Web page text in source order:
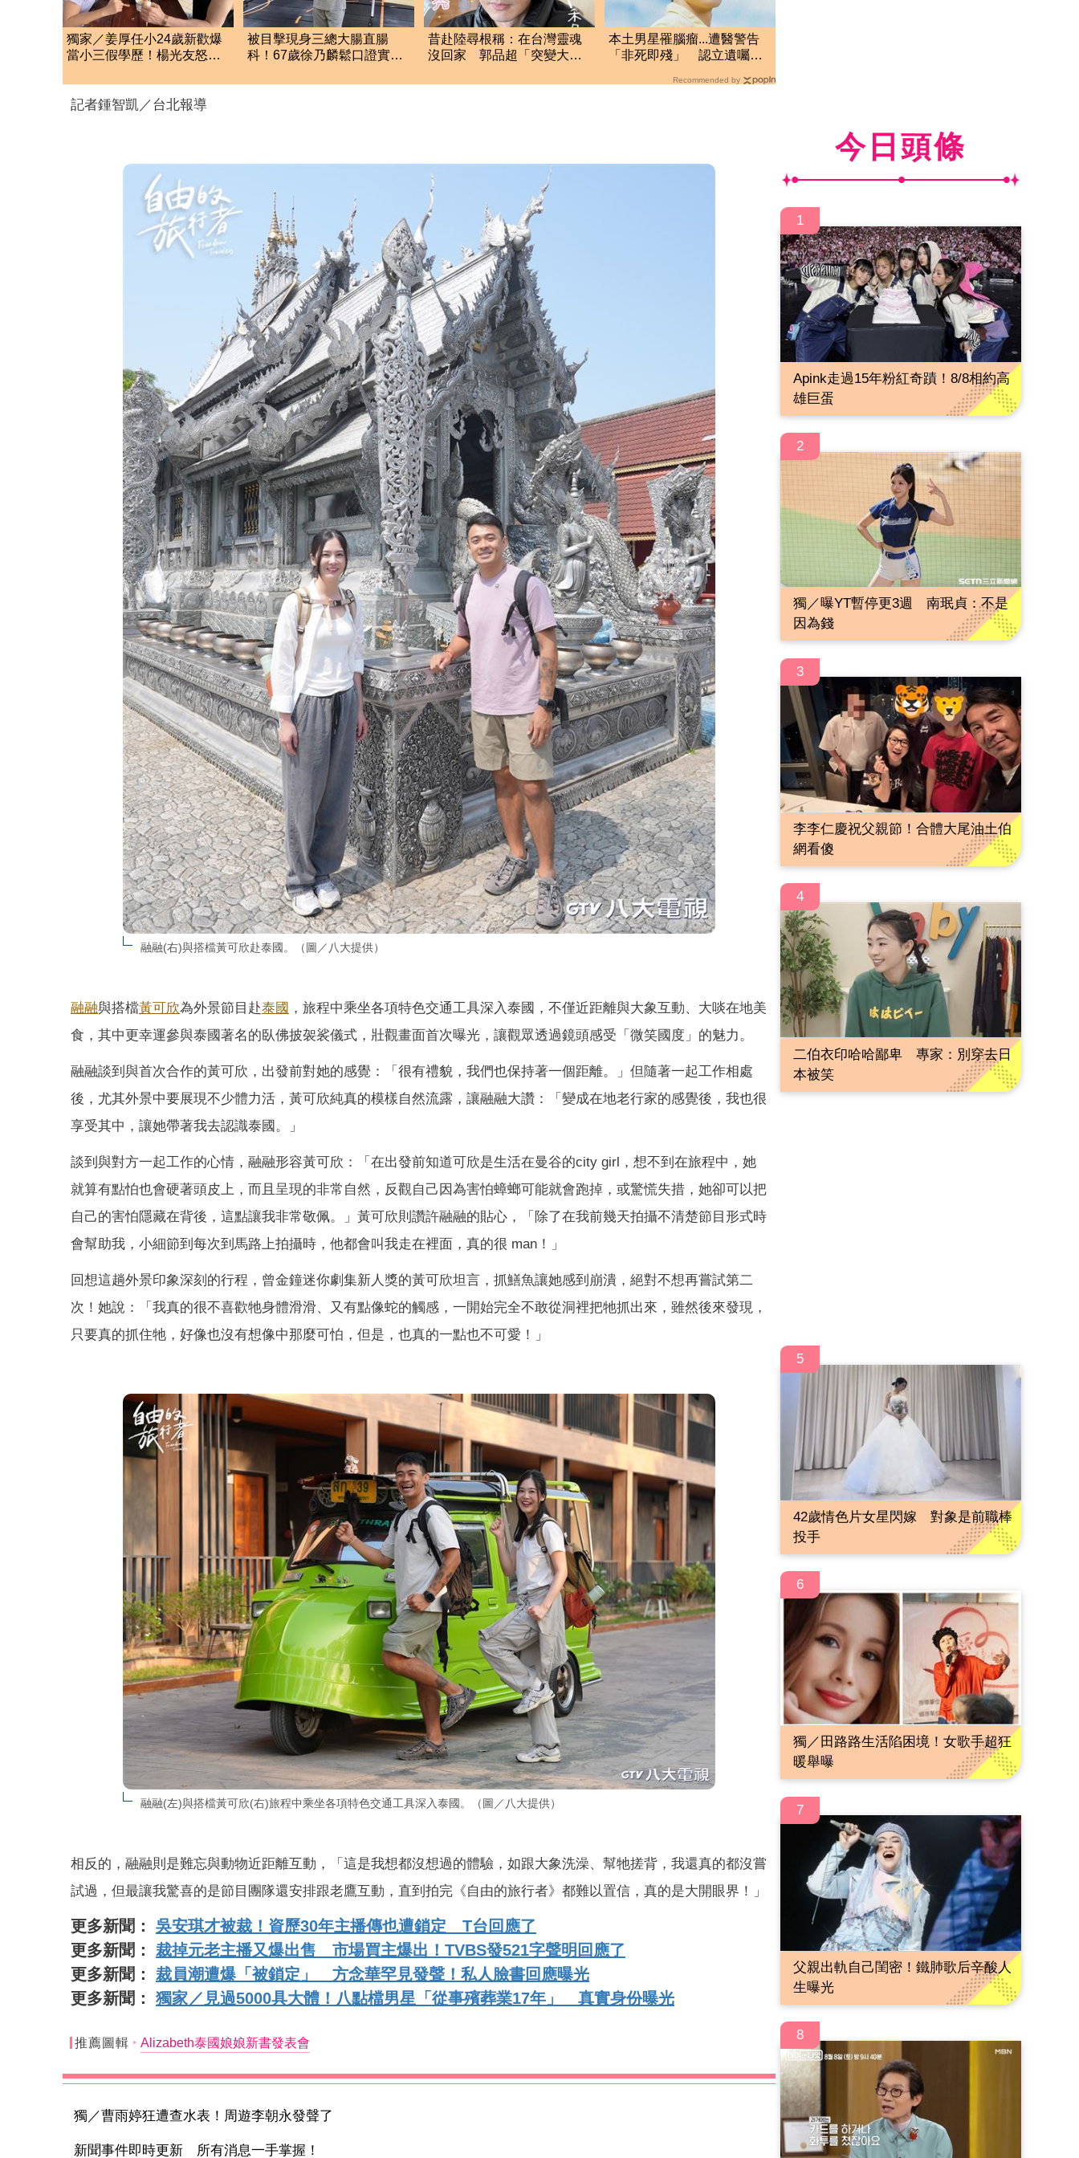
獨家／姜厚任小24歲新歡爆
當小三假學歷！楊光友怒揭
被目擊現身三總大腸直腸
科！67歲徐乃麟鬆口證實
昔赴陸尋根稱：在台灣靈魂
沒回家 郭品超「突變大禿
本土男星罹腦瘤...遭醫警告
「非死即殘」 認立遺囑：
Recommended by
記者鍾智凱／台北報導
融融(右)與搭檔黃可欣赴泰國。（圖／八大提供）
融融與搭檔黃可欣為外景節目赴泰國 ，旅程中乘坐各項特色交通工具深入泰國，不僅近距離與大象互動、大啖在地美
食，其中更幸運參與泰國著名的臥佛披袈裟儀式，壯觀畫面首次曝光，讓觀眾透過鏡頭感受「微笑國度」的魅力。
融融談到與首次合作的黃可欣，出發前對她的感覺：「很有禮貌，我們也保持著一個距離。」但隨著一起工作相處
後，尤其外景中要展現不少體力活，黃可欣純真的模樣自然流露，讓融融大讚：「變成在地老行家的感覺後，我也很
享受其中，讓她帶著我去認識泰國。」
談到與對方一起工作的心情，融融形容黃可欣：「在出發前知道可欣是生活在曼谷的city girl，想不到在旅程中，她
就算有點怕也會硬著頭皮上，而且呈現的非常自然，反觀自己因為害怕蟑螂可能就會跑掉，或驚慌失措，她卻可以把
自己的害怕隱藏在背後，這點讓我非常敬佩。」黃可欣則讚許融融的貼心，「除了在我前幾天拍攝不清楚節目形式時
會幫助我，小細節到每次到馬路上拍攝時，他都會叫我走在裡面，真的很 man！」
回想這趟外景印象深刻的行程，曾金鐘迷你劇集新人獎的黃可欣坦言，抓鱔魚讓她感到崩潰，絕對不想再嘗試第二
次！她說：「我真的很不喜歡牠身體滑滑、又有點像蛇的觸感，一開始完全不敢從洞裡把牠抓出來，雖然後來發現，
只要真的抓住牠，好像也沒有想像中那麼可怕，但是，也真的一點也不可愛！」
融融(左)與搭檔黃可欣(右)旅程中乘坐各項特色交通工具深入泰國。（圖／八大提供）
相反的，融融則是難忘與動物近距離互動，「這是我想都沒想過的體驗，如跟大象洗澡、幫牠搓背，我還真的都沒嘗
試過，但最讓我驚喜的是節目團隊還安排跟老鷹互動，直到拍完《自由的旅行者》都難以置信，真的是大開眼界！」
更多新聞： 吳安琪才被裁！資歷30年主播傳也遭鎖定 T台回應了
更多新聞： 裁掉元老主播又爆出售 市場買主爆出！TVBS發521字聲明回應了
更多新聞： 裁員潮遭爆「被鎖定」 方念華罕見發聲！私人臉書回應曝光
更多新聞： 獨家／見過5000具大體！八點檔男星「從事殯葬業17年」 真實身份曝光
推薦圖輯 Alizabeth泰國娘娘新書發表會
獨／曹雨婷狂遭查水表！周遊李朝永發聲了
新聞事件即時更新 所有消息一手掌握！
今日頭條
1
Apink走過15年粉紅奇蹟！8/8相約高
雄巨蛋
2
獨／曝YT暫停更3週 南珉貞：不是
因為錢
3
李李仁慶祝父親節！合體大尾油土伯
網看傻
4
二伯衣印哈哈鄙卑 專家：別穿去日
本被笑
5
42歲情色片女星閃嫁 對象是前職棒
投手
6
獨／田路路生活陷困境！女歌手超狂
暖舉曝
7
父親出軌自己閨密！鐵肺歌后辛酸人
生曝光
8